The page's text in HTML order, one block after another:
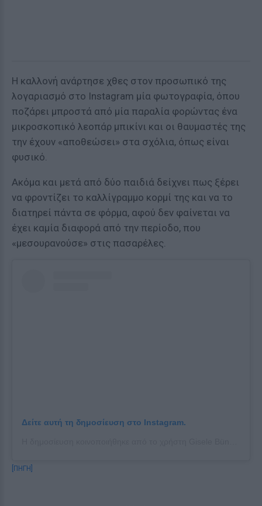
Η καλλονή ανάρτησε χθες στον προσωπικό της
λογαριασμό στο Instagram μία φωτογραφία, όπου
ποζάρει μπροστά από μία παραλία φορώντας ένα
μικροσκοπικό λεοπάρ μπικίνι και οι θαυμαστές της
την έχουν «αποθεώσει» στα σχόλια, όπως είναι
φυσικό.
Ακόμα και μετά από δύο παιδιά δείχνει πως ξέρει
να φροντίζει το καλλίγραμμο κορμί της και να το
διατηρεί πάντα σε φόρμα, αφού δεν φαίνεται να
έχει καμία διαφορά από την περίοδο, που
«μεσουρανούσε» στις πασαρέλες.
Δείτε αυτή τη δημοσίευση στο Instagram.
[ΠΗΓΗ]